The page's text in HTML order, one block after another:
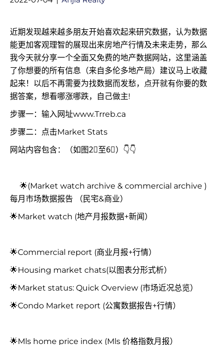
近期发现越来越多朋友开始喜欢起来研究数据，认为数据
能更加客观理智的展现出来房地产行情及未来走势，那么
我今天就分享一个全面又免费的地产数据网站，这里涵盖
了你想要的所有信息（来自多伦多地产局）建议马上收藏
起来！以后不再需要为找数据而发愁，点开就有你要的数
据答案，想看哪涨哪跌，自己做主!
步骤一：输入网址www.Trreb.ca
步骤二：点击Market Stats
网站内容包含：（如图2⃣️至6⃣️）👇👇
🌟(Market watch archive & commercial archive )
每月市场数据报告 （民宅&商业）
🌟Market watch (地产月报数据+新闻）
🌟Commercial report (商业月报+行情）
🌟Housing market chats(以图表分形式析）
🌟Market status: Quick Overview (市场近况总览）
🌟Condo Market report (公寓数据报告+行情）
🌟Mls home price index (Mls 价格指数月报）